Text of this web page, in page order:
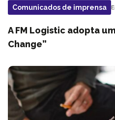
Comunicados de imprensa
A FM Logistic adopta
Change”